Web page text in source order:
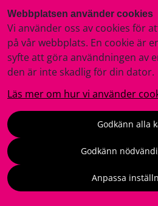
Webbplatsen använder cookies
Vi använder oss av cookies för
på vår webbplats. En cookie är
syfte att göra användningen av
den är inte skadlig för din dator.
Läs mer om hur vi använder
Godkänn alla
Godkänn
Anpassa